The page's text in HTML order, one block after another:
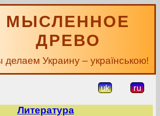
МЫСЛЕННОЕ
ДРЕВО
Украину – українською!
uk ru
Литература